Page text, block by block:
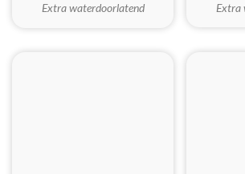
Extra waterdoorlatend
Extra